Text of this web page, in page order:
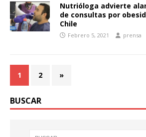
Nutrióloga advierte
de consultas por
Chile
Febrero 5, 2021 prensa
1 2 »
BUSCAR